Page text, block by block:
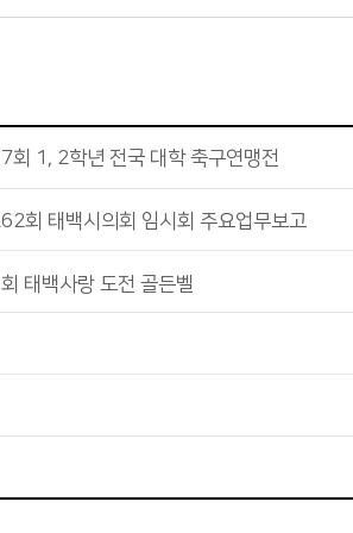
회 1, 2학년 전국 대학 축구연맹전
회 태백시의회 임시회 주요업무보고
태백사랑 도전 골든벨